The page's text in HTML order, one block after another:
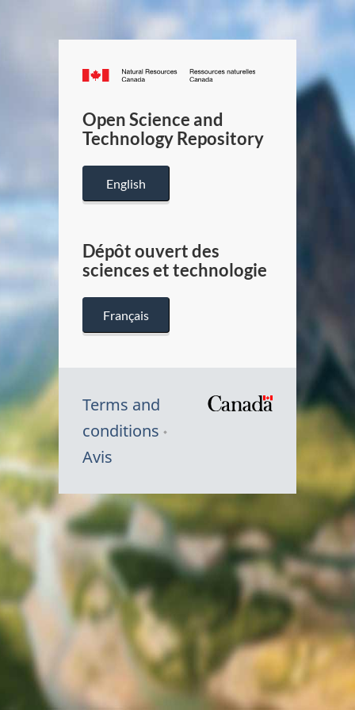
Canada.ca
/
Canada
Open Science and
Technology Repository
English
Dépôt ouvert des
sciences et technologie
Français
Terms and
conditions
Avis
Canada